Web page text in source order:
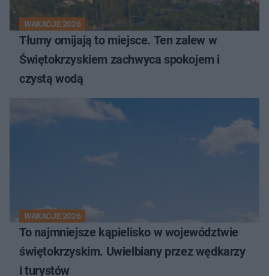
WAKACJE 2026
Tłumy omijają to miejsce. Ten zalew w
Świętokrzyskiem zachwyca spokojem i
czystą wodą
WAKACJE 2026
To najmniejsze kąpielisko w województwie
świętokrzyskim. Uwielbiany przez wędkarzy
i turystów